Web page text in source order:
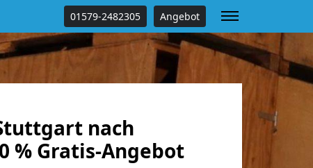
01579-2482305 Angebot
nach
% Gratis-Angebot